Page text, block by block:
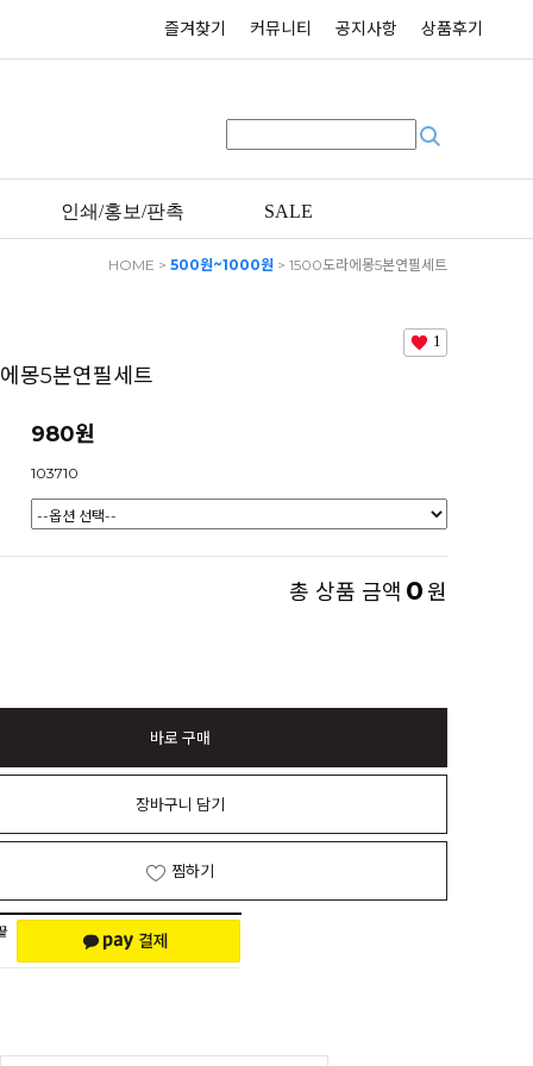
즐겨찾기 커뮤니티 공지사항 상품후기
인쇄/홍보/판촉 SALE
HOME > 500원~1000원 > 1500도라에몽5본연필세트
1
몽5본연필세트
980원
103710
총 상품 금액 0원
바로 구매
장바구니 담기
찜하기